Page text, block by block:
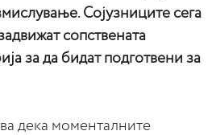
Сојузниците сега
сопствената
за да бидат подготвени за
дека моменталните